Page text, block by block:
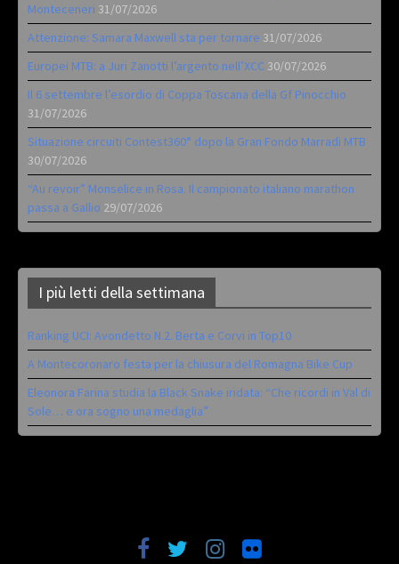
Monteceneri 31/07/2026
Attenzione: Samara Maxwell sta per tornare 31/07/2026
Europei MTB: a Juri Zanotti l’argento nell’XCC 30/07/2026
Il 6 settembre l’esordio di Coppa Toscana della Gf Pinocchio
31/07/2026
Situazione circuiti Contest360° dopo la Gran Fondo Marradi MTB
30/07/2026
“Au revoir” Monselice in Rosa. Il campionato italiano marathon
passa a Gallio 29/07/2026
I più letti della settimana
Ranking UCI: Avondetto N.2. Berta e Corvi in Top10
A Montecoronaro festa per la chiusura del Romagna Bike Cup
Eleonora Farina studia la Black Snake iridata: “Che ricordi in Val di
Sole… e ora sogno una medaglia”